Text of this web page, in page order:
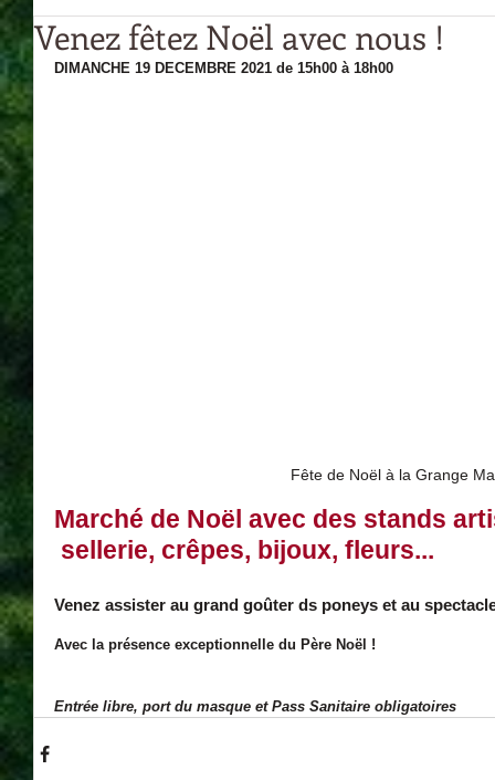
Venez fêtez Noël avec nous !
DIMANCHE 19 DECEMBRE 2021 de 15h00 à 18h00
Fête de Noël à la Grange
Marché de Noël avec des stands
sellerie, crêpes, bijoux, fleurs...
Venez assister au grand goûter ds poneys et au
Avec la présence exceptionnelle du Père Noël !
Entrée libre, port du masque et Pass Sanitaire obligatoires